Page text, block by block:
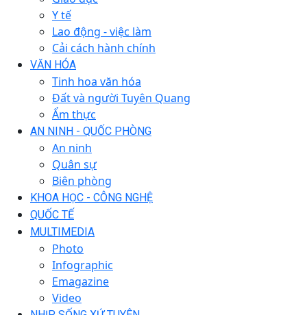
Y tế
Lao động - việc làm
Cải cách hành chính
VĂN HÓA
Tinh hoa văn hóa
Đất và người Tuyên Quang
Ẩm thực
AN NINH - QUỐC PHÒNG
An ninh
Quân sự
Biên phòng
KHOA HỌC - CÔNG NGHỆ
QUỐC TẾ
MULTIMEDIA
Photo
Infographic
Emagazine
Video